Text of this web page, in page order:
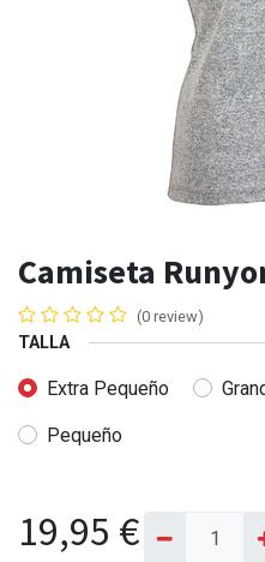
Camiseta
(0 review)
TALLA
Extra Pequeño
Pequeño
19,95 €